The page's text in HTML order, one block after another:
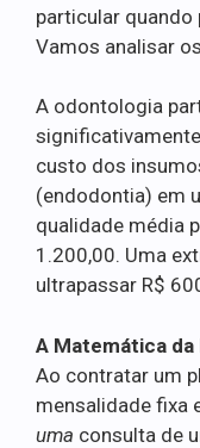
particular quando
Vamos analisar
A odontologia
custo dos
(endodontia) em
qualidade média
1.200,00. Uma
ultrapassar R$
A Matemática da
Ao contratar um
mensalidade fixa
uma consulta de